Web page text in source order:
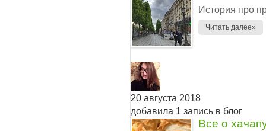
История про
Читать далее»
20 августа 2018
добавила 1 запись в блог
Все о